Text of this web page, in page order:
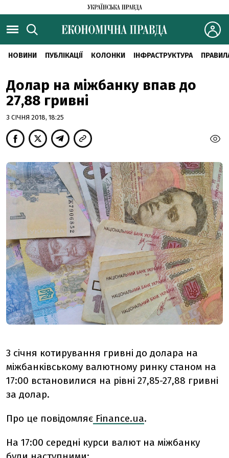
НОВИНИ ПУБЛІКАЦІЇ КОЛОНКИ ІНФРАСТРУКТУРА
Долар на міжбанку впав до
27,88 гривні
3 СІЧНЯ 2018, 18:25
3 січня котирування гривні до долара на
міжбанківському валютному ринку станом на
17:00 встановилися на рівні 27,85-27,88 гривні
за долар.
Про це повідомляє Finance.ua.
На 17:00 середні курси валют на міжбанку